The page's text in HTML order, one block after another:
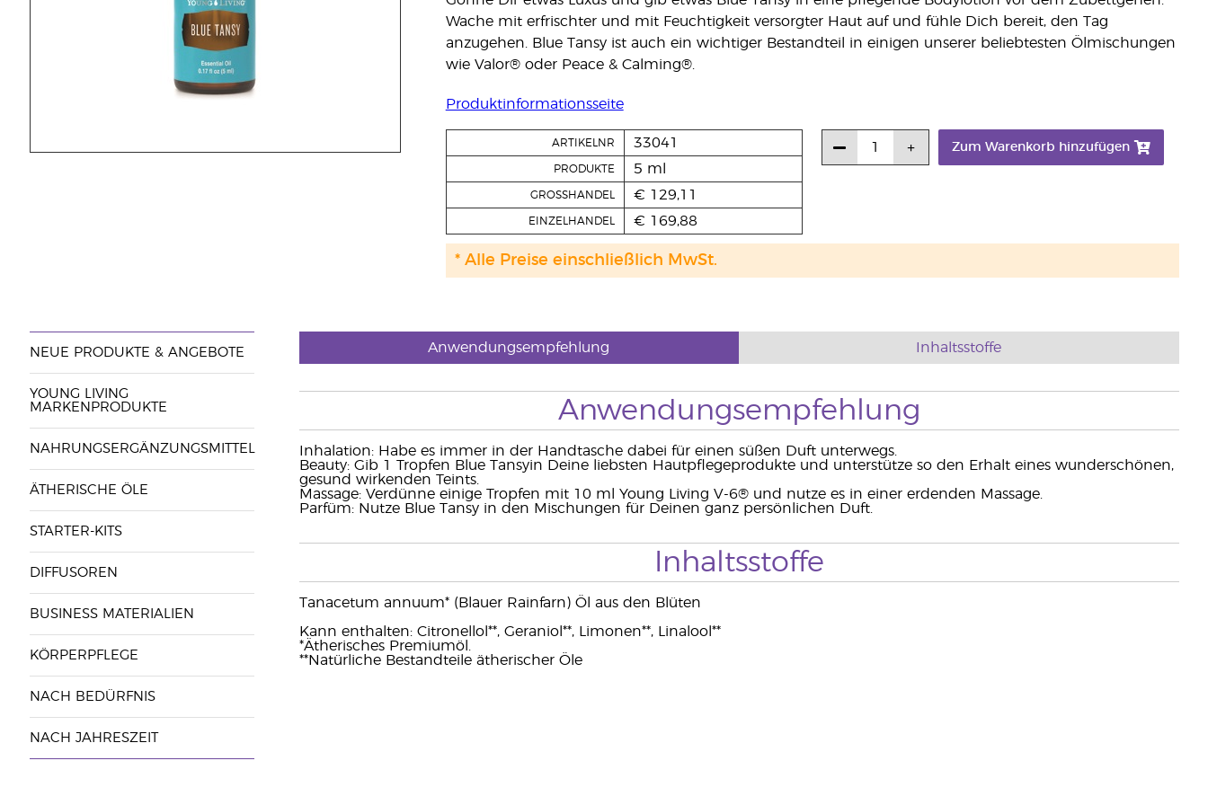
Wache mit erfrischter und mit Feuchtigkeit versorgter Haut auf und fühle Dich bereit, den Tag
anzugehen. Blue Tansy ist auch ein wichtiger Bestandteil in einigen unserer beliebtesten Ölmischungen
wie Valor® oder Peace & Calming®.
Produktinformationsseite
ARTIKELNR 33041
PRODUKTE 5 ml
GROSSHANDEL € 129,11
EINZELHANDEL € 169,88
Zum Warenkorb hinzufügen
* Alle Preise einschließlich MwSt.
NEUE PRODUKTE & ANGEBOTE
YOUNG LIVING
MARKENPRODUKTE
NAHRUNGSERGÄNZUNGSMITTEL
ÄTHERISCHE ÖLE
STARTER-KITS
DIFFUSOREN
BUSINESS MATERIALIEN
KÖRPERPFLEGE
NACH BEDÜRFNIS
NACH JAHRESZEIT
Anwendungsempfehlung Inhaltsstoffe
Anwendungsempfehlung
Inhalation: Habe es immer in der Handtasche dabei für einen süßen Duft unterwegs.
Beauty: Gib 1 Tropfen Blue Tansyin Deine liebsten Hautpflegeprodukte und unterstütze so den Erhalt eines wunderschönen,
gesund wirkenden Teints.
Massage: Verdünne einige Tropfen mit 10 ml Young Living V-6® und nutze es in einer erdenden Massage.
Parfüm: Nutze Blue Tansy in den Mischungen für Deinen ganz persönlichen Duft.
Inhaltsstoffe
Tanacetum annuum* (Blauer Rainfarn) Öl aus den Blüten
Kann enthalten: Citronellol**, Geraniol**, Limonen**, Linalool**
*Ätherisches Premiumöl.
**Natürliche Bestandteile ätherischer Öle